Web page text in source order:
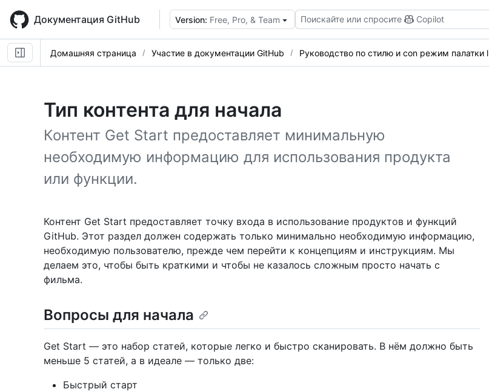
main
content
Документация GitHub Version: Free, Pro, & Team Поискайте или спросите Copilot
Домашняя страница Участие в документации GitHub Руководство по стилю и con режим палатки l
Тип контента для начала
Контент Get Start предоставляет минимальную
необходимую информацию для использования продукта
или функции.
Контент Get Start предоставляет точку входа в использование продуктов и функций
GitHub. Этот раздел должен содержать только минимально необходимую информацию,
необходимую пользователю, прежде чем перейти к концепциям и инструкциям. Мы
делаем это, чтобы быть краткими и чтобы не казалось сложным просто начать с
фильма.
Вопросы для начала
Get Start — это набор статей, которые легко и быстро сканировать. В нём должно быть
меньше 5 статей, а в идеале — только две:
Быстрый старт